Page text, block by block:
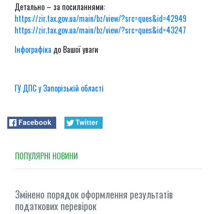
Детально – за посиланнями:
https://zir.tax.gov.ua/main/bz/view/?src=ques&id=42949
https://zir.tax.gov.ua/main/bz/view/?src=ques&id=43247
Інфографіка до Вашої уваги
ГУ ДПС у Запорізькій області
Facebook Twitter
ПОПУЛЯРНI НОВИНИ
Змінено порядок оформлення результатів
податкових перевірок